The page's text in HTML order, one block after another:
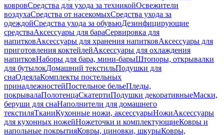
ковровСредства для ухода за техникойОсвежители
воздухаСредства от насекомыхСредства ухода за
одеждойСредства ухода за обувьюДезинфицирующие
средстваАксессуары для бараСервировка для
напитковАксессуары для хранения напитковАксессуары для
приготовления коктейлейАксессуары для охлаждения
напитковНаборы для бара, мини-барыШтопоры, открывалки
для бутылокДомашний текстильПодушки для
снаОдеялаКомплекты постельных
принадлежностейПостельное бельеПледы,
покрывалаПолотенцаСкатертиПодушки декоративныеМаски,
беруши для снаНаполнители для домашнего
текстиляТканиКухонные ножи, аксессуарыНожиАксессуары
для кухонных ножейНожеточки и комплектующиеКовры и
напольные покрытияКовры, циновки, шкурыКовры,